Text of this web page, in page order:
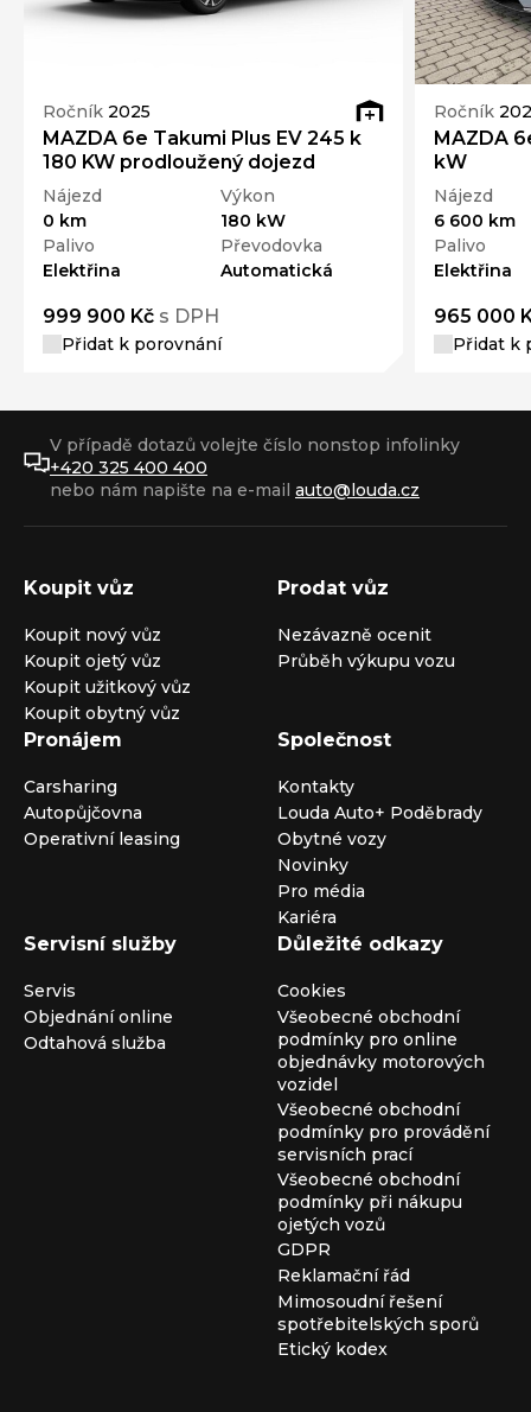
Ročník 2025
MAZDA 6e Takumi Plus EV 245 k
180 KW prodloužený dojezd
Nájezd
0 km
Výkon
180 kW
Palivo
Elektřina
Převodovka
Automatická
999 900 Kč s DPH
Přidat k porovnání
Ročník
MAZDA
kW
Nájezd
6 600 km
Palivo
Elektřina
965 000
Přidat k
V případě dotazů volejte číslo nonstop infolinky
+420 325 400 400
nebo nám napište na e-mail auto@louda.cz
Koupit vůz
Koupit nový vůz
Koupit ojetý vůz
Koupit užitkový vůz
Koupit obytný vůz
Prodat vůz
Nezávazně ocenit
Průběh výkupu vozu
Pronájem
Carsharing
Autopůjčovna
Operativní leasing
Společnost
Kontakty
Louda Auto+ Poděbrady
Obytné vozy
Novinky
Pro média
Kariéra
Servisní služby
Servis
Objednání online
Odtahová služba
Důležité odkazy
Cookies
Všeobecné obchodní
podmínky pro online
objednávky motorových
vozidel
Všeobecné obchodní
podmínky pro provádění
servisních prací
Všeobecné obchodní
podmínky při nákupu
ojetých vozů
GDPR
Reklamační řád
Mimosoudní řešení
spotřebitelských sporů
Etický kodex